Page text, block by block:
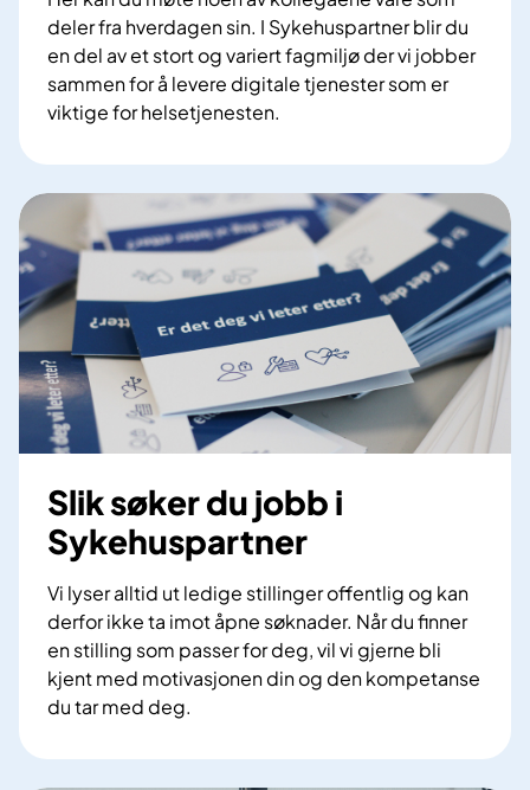
deler fra hverdagen sin. I Sykehuspartner blir du
en del av et stort og variert fagmiljø der vi jobber
sammen for å levere digitale tjenester som er
viktige for helsetjenesten.
Slik søker du jobb i
Sykehuspartner
Vi lyser alltid ut ledige stillinger offentlig og kan
derfor ikke ta imot åpne søknader. Når du finner
en stilling som passer for deg, vil vi gjerne bli
kjent med motivasjonen din og den kompetanse
du tar med deg.